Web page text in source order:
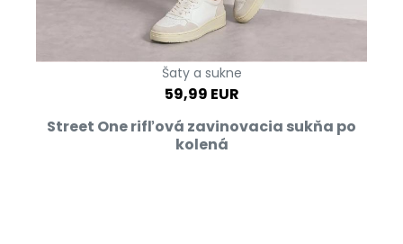
Šaty a sukne
59,99 EUR
Street One rifľová zavinovacia sukňa po
kolená